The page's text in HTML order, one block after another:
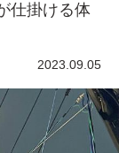
仕掛ける体
2023.09.05